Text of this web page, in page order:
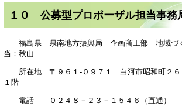
１０ 公募型プロポーザル担当事務
福島県 県南地方振興局 企画商工部 地域づ
当：秋山
所在地 〒９６１-０９７１ 白河市昭和町２６
１階
電話 ０２４８－２３－１５４６（直通）